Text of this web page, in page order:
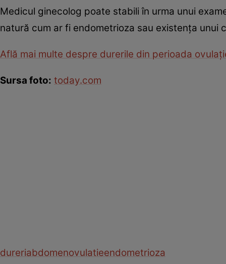
Medicul ginecolog poate stabili în urma unui
natură cum ar fi endometrioza sau existenţa unui
Află mai multe despre durerile din perioada
Sursa foto: today.com
dureriabdomenovulatieendometrioza